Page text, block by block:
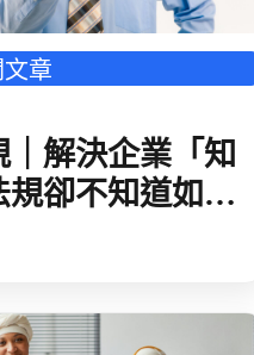
章
｜解決企業「知
規卻不知道如何
施